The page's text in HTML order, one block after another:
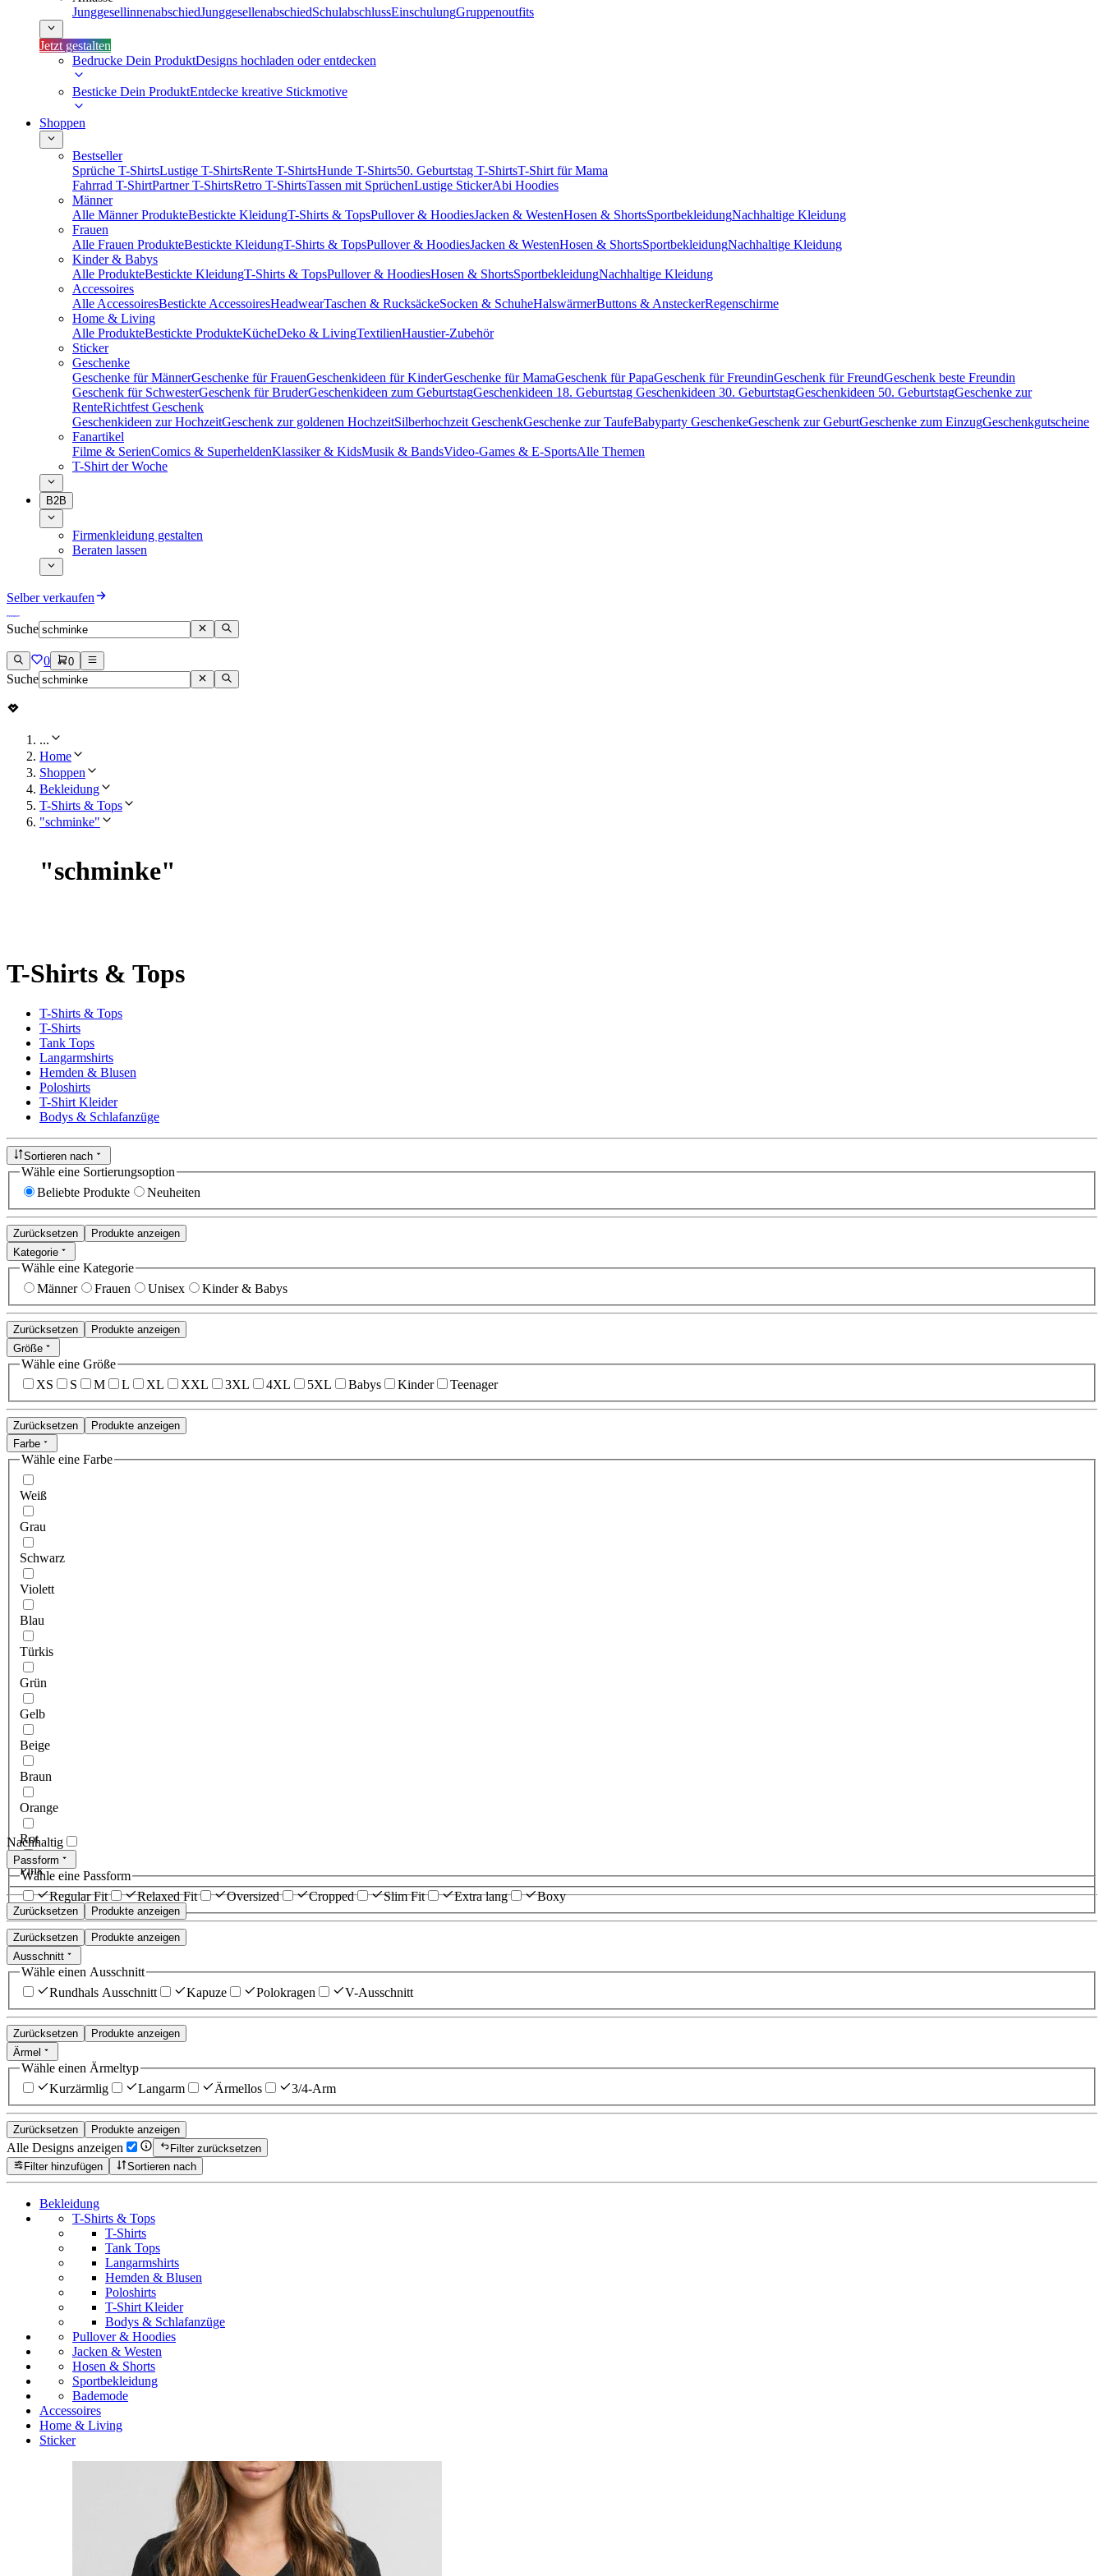
JunggesellinnenabschiedJunggesellenabschiedSchulabschlussEinschulungGruppenoutfits
Jetzt gestalten
Bedrucke Dein ProduktDesigns hochladen oder entdecken
Besticke Dein ProduktEntdecke kreative Stickmotive
Shoppen
Bestseller
Sprüche T-ShirtsLustige T-ShirtsRente T-ShirtsHunde T-Shirts50. Geburtstag T-ShirtsT-Shirt für Mama
Fahrrad T-ShirtPartner T-ShirtsRetro T-ShirtsTassen mit SprüchenLustige StickerAbi Hoodies
Männer
Alle Männer ProdukteBestickte KleidungT-Shirts & TopsPullover & HoodiesJacken & WestenHosen & ShortsSportbekleidungNachhaltige Kleidung
Frauen
Alle Frauen ProdukteBestickte KleidungT-Shirts & TopsPullover & HoodiesJacken & WestenHosen & ShortsSportbekleidungNachhaltige Kleidung
Kinder & Babys
Alle ProdukteBestickte KleidungT-Shirts & TopsPullover & HoodiesHosen & ShortsSportbekleidungNachhaltige Kleidung
Accessoires
Alle AccessoiresBestickte AccessoiresHeadwearTaschen & RucksäckeSocken & SchuheHalswärmerButtons & AnsteckerRegenschirme
Home & Living
Alle ProdukteBestickte ProdukteKücheDeko & LivingTextilienHaustier-Zubehör
Sticker
Geschenke
Geschenke für MännerGeschenke für FrauenGeschenkideen für KinderGeschenke für MamaGeschenk für PapaGeschenk für FreundinGeschenk für FreundGeschenk beste Freundin
Geschenk für SchwesterGeschenk für BruderGeschenkideen zum GeburtstagGeschenkideen 18. Geburtstag Geschenkideen 30. GeburtstagGeschenkideen 50. GeburtstagGeschenke zur
RenteRichtfest Geschenk
Geschenkideen zur HochzeitGeschenk zur goldenen HochzeitSilberhochzeit GeschenkGeschenke zur TaufeBabyparty GeschenkeGeschenk zur GeburtGeschenke zum EinzugGeschenkgutscheine
Fanartikel
Filme & SerienComics & SuperheldenKlassiker & KidsMusik & BandsVideo-Games & E-SportsAlle Themen
T-Shirt der Woche
B2B
Firmenkleidung gestalten
Beraten lassen
Selber verkaufen
Suche
0 0
Suche
...
Home
Shoppen
Bekleidung
T-Shirts & Tops
"schminke"
"schminke"
T-Shirts & Tops
T-Shirts & Tops
T-Shirts
Tank Tops
Langarmshirts
Hemden & Blusen
Poloshirts
T-Shirt Kleider
Bodys & Schlafanzüge
Sortieren nach
Wähle eine Sortierungsoption
Beliebte Produkte
Neuheiten
Zurücksetzen
Produkte anzeigen
Kategorie
Wähle eine Kategorie
Männer
Frauen Unisex Kinder & Babys
Zurücksetzen
Produkte anzeigen
Größe
Wähle eine Größe
XS
S M L XL XXL 3XL 4XL 5XL Babys Kinder Teenager
Zurücksetzen
Produkte anzeigen
Farbe
Wähle eine Farbe
Weiß
Grau
Schwarz
Violett
Blau
Türkis
Grün
Gelb
Beige
Braun
Orange
Rot
Pink
Zurücksetzen Produkte anzeigen
Nachhaltig
Passform
Wähle eine Passform
Regular Fit
Relaxed Fit Oversized Cropped Slim Fit Extra lang Boxy
Zurücksetzen
Produkte anzeigen
Ausschnitt
Wähle einen Ausschnitt
Rundhals Ausschnitt
Kapuze Polokragen V-Ausschnitt
Zurücksetzen
Produkte anzeigen
Ärmel
Wähle einen Ärmeltyp
Kurzärmlig
Langarm Ärmellos 3/4-Arm
Zurücksetzen Produkte anzeigen
Alle Designs anzeigen
Filter zurücksetzen
Filter hinzufügen
Sortieren nach
Bekleidung
T-Shirts & Tops
T-Shirts
Tank Tops
Langarmshirts
Hemden & Blusen
Poloshirts
T-Shirt Kleider
Bodys & Schlafanzüge
Pullover & Hoodies
Jacken & Westen
Hosen & Shorts
Sportbekleidung
Bademode
Accessoires
Home & Living
Sticker